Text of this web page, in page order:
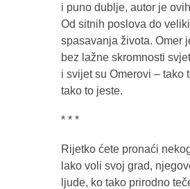
i puno dublje, autor je
Od sitnih poslova do
spasavanja života. Omer
bez lažne skromnosti
i svijet su Omerovi – tako
tako to jeste.
* * *
Rijetko ćete pronaći
lako voli svoj grad,
ljude, ko tako prirodno